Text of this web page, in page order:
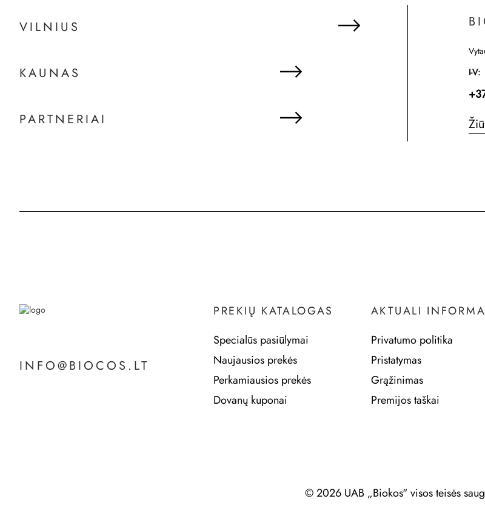
VILNIUS
KAUNAS
PARTNERIAI
I-V:
INFO@BIOCOS.LT
PREKIŲ KATALOGAS
Specialūs pasiūlymai
Naujausios prekės
Perkamiausios prekės
Dovanų kuponai
AKTUALI
Privatumo politika
Pristatymas
Grąžinimas
Premijos taškai
© 2026 UAB „Biokos" visos teisės